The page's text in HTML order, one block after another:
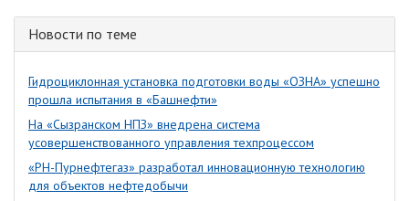
Новости по теме
Гидроциклонная установка подготовки воды «ОЗНА» успешно
прошла испытания в «Башнефти»
На «Сызранском НПЗ» внедрена система
усовершенствованного управления техпроцессом
«РН-Пурнефтегаз» разработал инновационную технологию
для объектов нефтедобычи